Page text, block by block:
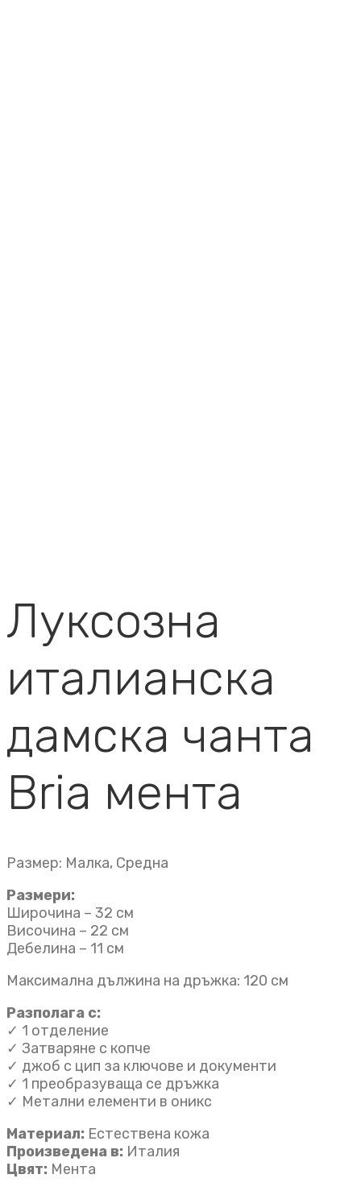
Луксозна
италианска
дамска чанта
Bria мента
Размер: Малка, Средна
Размери:
Широчина – 32 см
Височина – 22 см
Дебелина – 11 см
Максимална дължина на дръжка: 120 см
Разполага с:
✓ 1 отделение
✓ Затваряне с копче
✓ джоб с цип за ключове и документи
✓ 1 преобразуваща се дръжка
✓ Метални елементи в оникс
Материал: Естествена кожа
Произведена в: Италия
Цвят: Мента